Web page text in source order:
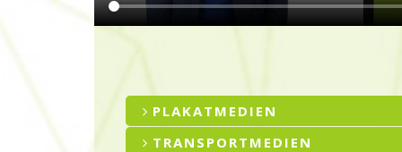
PLAKATMEDIEN
TRANSPORTMEDIEN